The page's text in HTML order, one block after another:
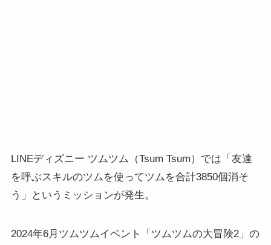
LINEディズニー ツムツム（Tsum Tsum）では「友達
を呼ぶスキルのツムを使ってツムを合計3850個消そ
う」というミッションが発生。
2024年6月ツムツムイベント「ツムツムの大冒険2」の